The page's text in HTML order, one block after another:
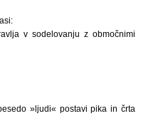
v sodelovanju z območnimi
»ljudi« postavi pika in črta